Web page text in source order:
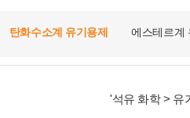
탄화수소계 유기용제 에스테르계
'석유 화학 > 유